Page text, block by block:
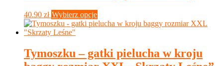
stronie
produktu
40.90 zł Wybierz opcje
produkt
wariantów.
Opcje
Tymoszku – gatki pielucha w kroju